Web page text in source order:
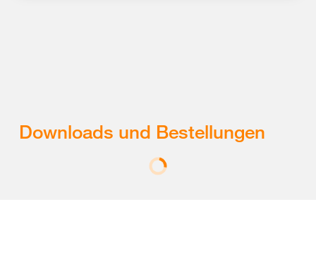
Downloads und Bestellungen